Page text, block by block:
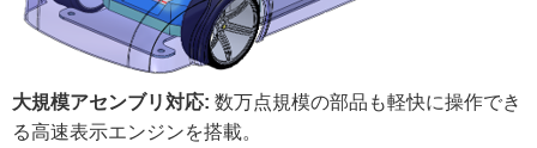
大規模アセンブリ対応: 数万点規模の部品も軽快に操作でき
る高速表示エンジンを搭載。